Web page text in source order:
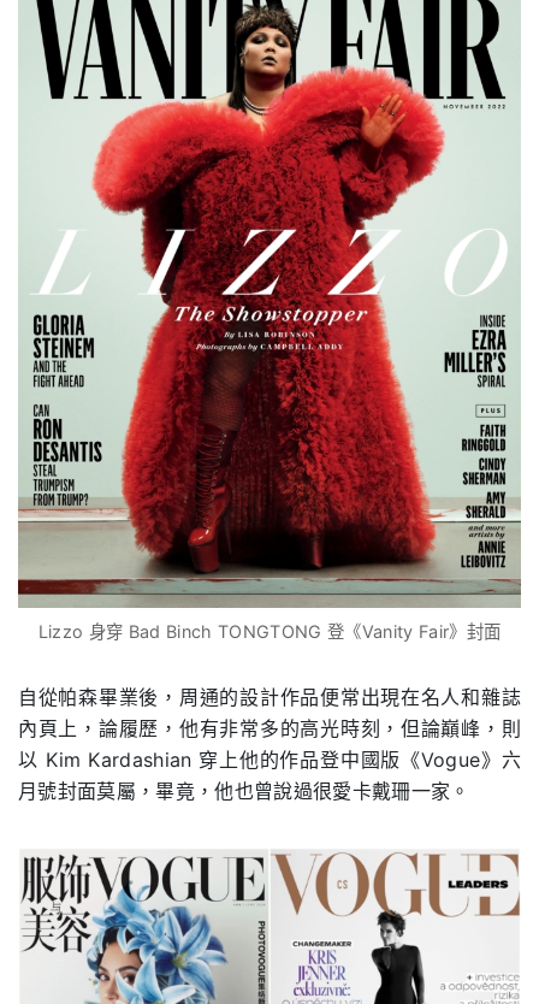
Lizzo 身穿 Bad Binch TONGTONG 登《Vanity Fair》封面
自從帕森畢業後，周通的設計作品便常出現在名人和雜誌
內頁上，論履歷，他有非常多的高光時刻，但論巔峰，則
以 Kim Kardashian 穿上他的作品登中國版《Vogue》六
月號封面莫屬，畢竟，他也曾說過很愛卡戴珊一家。